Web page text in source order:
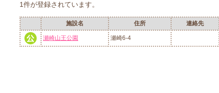
1件が登録されています。
施設名 住所 連絡先
瀬崎山王公園 瀬崎6-4